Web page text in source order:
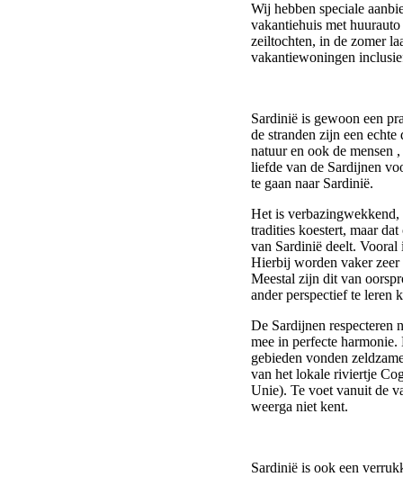
Wij hebben speciale
vakantiehuis met
zeiltochten, in de zomer
vakantiewoningen
Sardinië is gewoon een
de stranden zijn een
natuur en ook de mensen
liefde van de Sardijnen
te gaan naar Sardinië.
Het is verbazingwekkend,
tradities koestert, maar
van Sardinië deelt. Vooral
Hierbij worden vaker zeer
Meestal zijn dit van
ander perspectief te leren
De Sardijnen respecteren
mee in perfecte
gebieden vonden
van het lokale riviertje
Unie). Te voet vanuit de
weerga niet kent.
Sardinië is ook een